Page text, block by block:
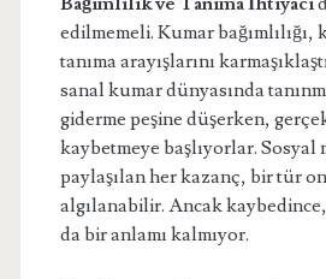
edilmemeli. Kumar
tanıma arayışlarını
sanal kumar dünyasında
giderme peşine düşerken,
kaybetmeye başlıyorlar. Sosyal
paylaşılan her kazanç, bir tür
algılanabilir. Ancak
da bir anlamı kalmıyor.